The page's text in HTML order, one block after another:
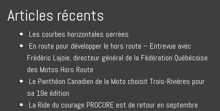
Articles récents
Les courbes horizontales serrées
En route pour développer le hors route – Entrevue avec
Frédéric Lajoie, directeur général de la Fédération Québécoise
des Motos Hors Route
Le Panthéon Canadien de la Moto choisit Trois-Rivières pour
sa 19e édition
La Ride du courage PROCURE est de retour en septembre